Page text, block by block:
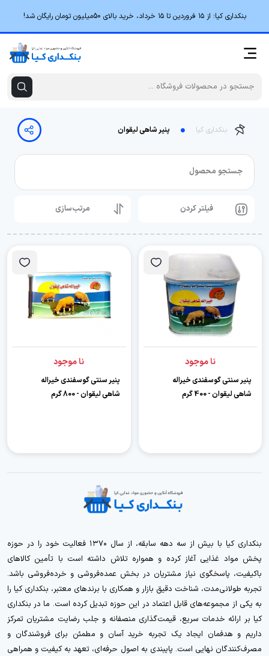
بنکداری کیا؛ از ۱۵ فروردین تا ۱۵ خرداد، خرید بالای 50میلیون تومان رایگان شد!
بنکداری کیا پنیر شاهی لیقوان
جستجو محصول
فیلتر کردن مرتب‌سازی
نا موجود
پنیر سنتی گوسفندی خیراله
شاهی لیقوان - 400 گرم
نا موجود
پنیر سنتی گوسفندی خیراله
شاهی لیقوان - 800 گرم
بنکداری کیا با بیش از سه دهه سابقه، از سال ۱۳۷۰ فعالیت خود را در حوزه
پخش مواد غذایی آغاز کرده و همواره تلاش داشته است با تأمین کالاهای
باکیفیت، پاسخگوی نیاز مشتریان در بخش عمده‌فروشی و خرده‌فروشی باشد.
تجربه طولانی‌مدت، شناخت دقیق بازار و همکاری با برندهای معتبر، بنکداری کیا را
به یکی از مجموعه‌های قابل اعتماد در این حوزه تبدیل کرده است. ما در بنکداری
کیا بر ارائه خدمات سریع، قیمت‌گذاری منصفانه و جلب رضایت مشتریان تمرکز
داریم و هدفمان ایجاد یک تجربه خرید آسان و مطمئن برای فروشندگان و
مصرف‌کنندگان نهایی است. پایبندی به اصول حرفه‌ای، تعهد به کیفیت و همراهی